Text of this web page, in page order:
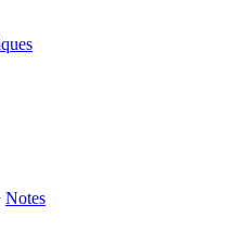
Notes